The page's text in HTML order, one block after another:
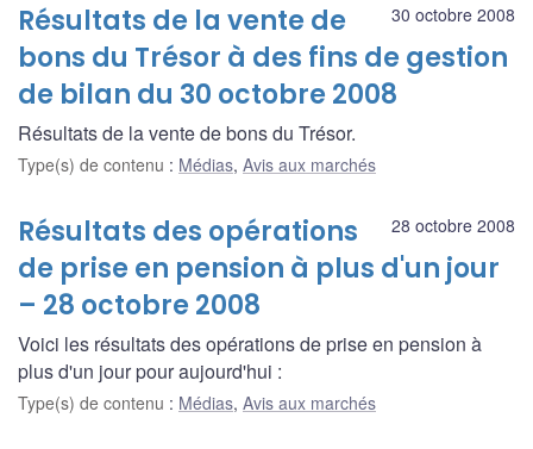
30 octobre 2008
Résultats de la vente de
bons du Trésor à des fins de gestion
de bilan du 30 octobre 2008
Résultats de la vente de bons du Trésor.
Type(s) de contenu : Médias, Avis aux marchés
28 octobre 2008
Résultats des opérations
de prise en pension à plus d'un jour
– 28 octobre 2008
Voici les résultats des opérations de prise en pension à
plus d'un jour pour aujourd'hui :
Type(s) de contenu : Médias, Avis aux marchés